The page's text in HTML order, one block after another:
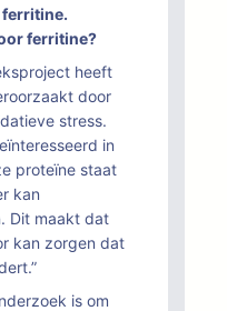
ferritine?
heeft
door
stress.
in
proteïne staat
kan
Dit maakt dat
kan zorgen dat
is om